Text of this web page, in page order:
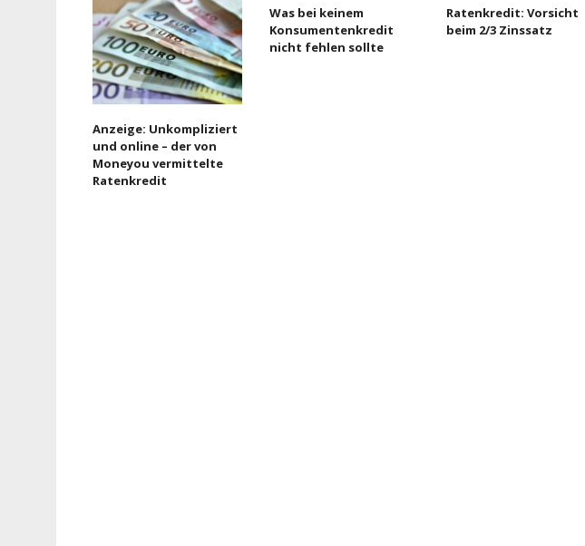
Anzeige: Unkompliziert
und online – der von
Moneyou vermittelte
Ratenkredit
Was bei keinem
Konsumentenkredit
nicht fehlen sollte
Ratenkredit: Vorsicht
beim 2/3 Zinssatz